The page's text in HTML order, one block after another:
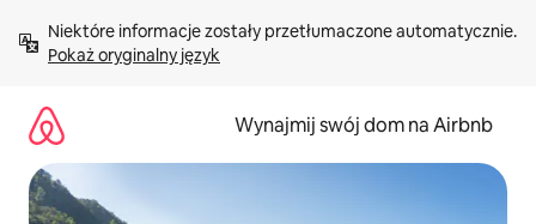
treści Pokaż oryginalny język
Wynajmij swój dom na Airbnb